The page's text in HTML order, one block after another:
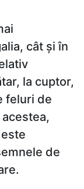
cât și în
la cuptor,
feluri de
de